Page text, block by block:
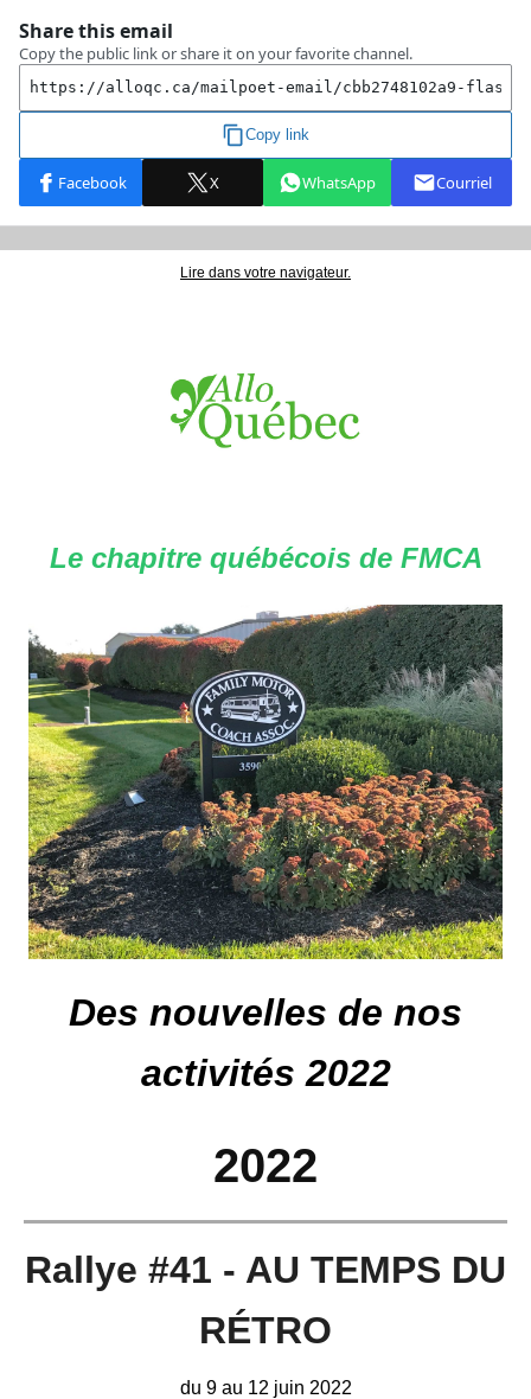
Lire dans votre navigateur.
Le chapitre québécois de FMCA
Des nouvelles de nos
activités 2022
2022
Rallye #41 - AU TEMPS DU
RÉTRO
du 9 au 12 juin 2022